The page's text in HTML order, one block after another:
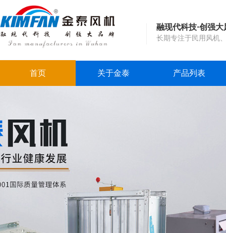
融现代科技·创强
长期专注于民用风机
首页 关于金泰 产品列表